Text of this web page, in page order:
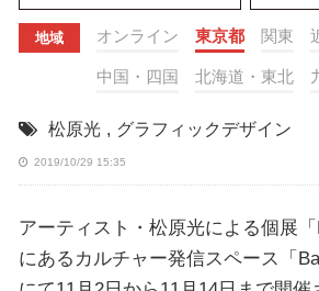
地域 オンライン 東京都 関東
中国・四国 北海道・東北
松原光 , グラフィックデザイン
2019/10/29 15:35
アーティスト・松原光による個展
にあるカルチャー発信スペース「